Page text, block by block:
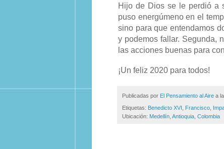
Hijo de Dios se le perdió a
puso energúmeno en el
sino para que entendamos
y podemos fallar. Segunda,
las acciones buenas para
¡Un feliz 2020 para todos!
Publicadas por El Pensamiento al Aire a
Etiquetas: Benedicto XVI , Francisco,
Ubicación: Medellín, Antioquia, Colombia